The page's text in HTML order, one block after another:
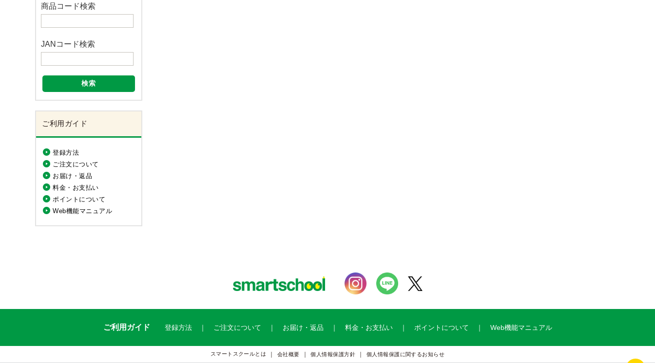
商品コード検索
JANコード検索
検索
ご利用ガイド
登録方法
ご注文について
お届け・返品
料金・お支払い
ポイントについて
Web機能マニュアル
ご利用ガイド 登録方法 ご注文について お届け・返品 料金・お支払い ポイントについて Web機能マニュアル
スマートスクールとは 会社概要 個人情報保護方針 個人情報保護に関するお知らせ